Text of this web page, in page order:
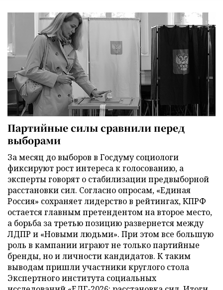
Партийные силы сравнили перед
выборами
За месяц до выборов в Госдуму социологи
фиксируют рост интереса к голосованию, а
эксперты говорят о стабилизации предвыборной
расстановки сил. Согласно опросам, «Единая
Россия» сохраняет лидерство в рейтингах, КПРФ
остается главным претендентом на второе место,
а борьба за третью позицию развернется между
ЛДПР и «Новыми людьми». При этом все большую
роль в кампании играют не только партийные
бренды, но и личности кандидатов. К таким
выводам пришли участники круглого стола
Экспертного института социальных